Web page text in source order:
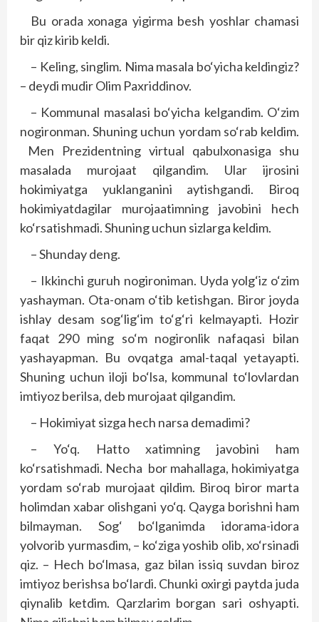
Bu orada xonaga yigirma besh yoshlar chamasi
bir qiz kirib keldi.
– Keling, singlim. Nima masala bo‘yicha keldingiz?
– deydi mudir Olim Paxriddinov.
– Kommunal masalasi bo‘yicha kelgandim. O‘zim
nogironman. Shuning uchun yordam so‘rab keldim.
Men Prezidentning virtual qabulxonasiga shu
masalada murojaat qilgandim. Ular ijrosini
hokimiyatga yuklanganini aytishgandi. Biroq
hokimiyatdagilar murojaatimning javobini hech
ko‘rsatishmadi. Shuning uchun sizlarga keldim.
– Shunday deng.
– Ikkinchi guruh nogironiman. Uyda yolg‘iz o‘zim
yashayman. Ota-onam o‘tib ketishgan. Biror joyda
ishlay desam sog‘lig‘im to‘g‘ri kelmayapti. Hozir
faqat 290 ming so‘m nogironlik nafaqasi bilan
yashayapman. Bu ovqatga amal-taqal yetayapti.
Shuning uchun iloji bo‘lsa, kommunal to‘lovlardan
imtiyoz berilsa, deb murojaat qilgandim.
– Hokimiyat sizga hech narsa demadimi?
– Yo‘q. Hatto xatimning javobini ham
ko‘rsatishmadi. Necha bor mahallaga, hokimiyatga
yordam so‘rab murojaat qildim. Biroq biror marta
holimdan xabar olishgani yo‘q. Qayga borishni ham
bilmayman. Sog‘ bo‘lganimda idorama-idora
yolvorib yurmasdim, – ko‘ziga yoshib olib, xo‘rsinadi
qiz. – Hech bo‘lmasa, gaz bilan issiq suvdan biroz
imtiyoz berishsa bo‘lardi. Chunki oxirgi paytda juda
qiynalib ketdim. Qarzlarim borgan sari oshyapti.